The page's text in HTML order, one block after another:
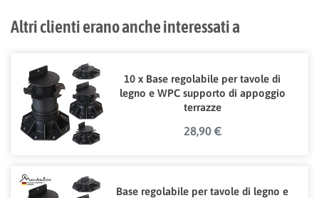
Altri clienti erano anche interessati a
10 x Base regolabile per tavole di
legno e WPC supporto di appoggio
terrazze
28,90 €
Base regolabile per tavole di legno e